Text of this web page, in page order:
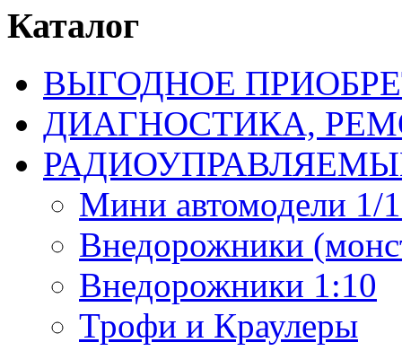
Каталог
ВЫГОДНОЕ
ДИАГНОСТИКА,
Мини автомодели 1/
Внедорожники
Внедорожники 1:10
Трофи и Краулеры